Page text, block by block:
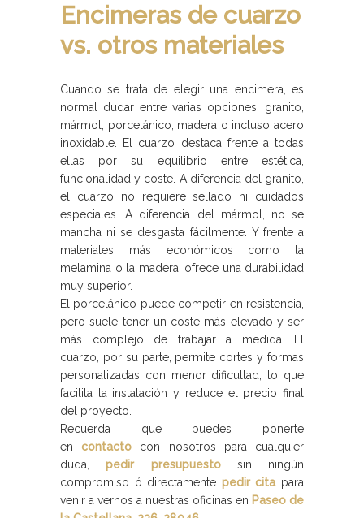
Encimeras de cuarzo
vs. otros materiales
Cuando se trata de elegir una encimera, es
normal dudar entre varias opciones: granito,
mármol, porcelánico, madera o incluso acero
inoxidable. El cuarzo destaca frente a todas
ellas por su equilibrio entre estética,
funcionalidad y coste. A diferencia del granito,
el cuarzo no requiere sellado ni cuidados
especiales. A diferencia del mármol, no se
mancha ni se desgasta fácilmente. Y frente a
materiales más económicos como la
melamina o la madera, ofrece una durabilidad
muy superior.
El porcelánico puede competir en resistencia,
pero suele tener un coste más elevado y ser
más complejo de trabajar a medida. El
cuarzo, por su parte, permite cortes y formas
personalizadas con menor dificultad, lo que
facilita la instalación y reduce el precio final
del proyecto.
Recuerda que puedes ponerte
encontacto
con nosotros para cualquier
duda,pedir presupuestosin ningún
compromiso ó directamente pedir citapara
venir a vernos a nuestras oficinas en Paseo de